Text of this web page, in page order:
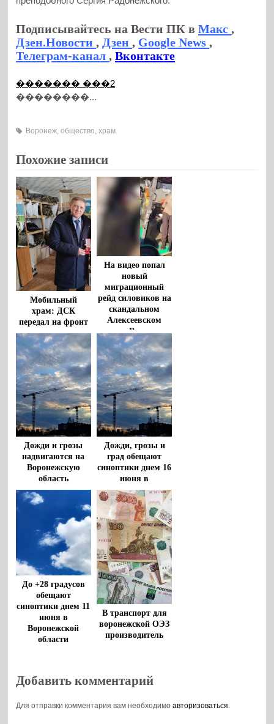
Подписывайтесь на Вести ПК вМакс,
Дзен.Новости, Дзен, Google News,
Телеграм-канал,Вконтакте
������� ���2
��������...
Воронеж,общество,храм
Похожие записи
Мобильный
храм: ДСК
передал на фронт
ЗИЛ-131 для
передвижной
церкви
На видео попал
новый
миграционный
рейд силовиков на
скандальном
Алексеевском
рынке Воронежа
Дожди и грозы
надвигаются на
Воронежскую
область
Дожди, грозы и
град обещают
синоптики днем 16
июня в
Воронежской
области
До +28 градусов
обещают
синоптики днем 11
июня в
Воронежской
области
В транспорт для
воронежской ОЭЗ
производитель
Добавить комментарий
Для отправки комментария вам необходимоавторизоваться.